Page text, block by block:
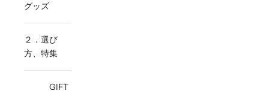
グッズ
２．選び
方、特集
GIFT